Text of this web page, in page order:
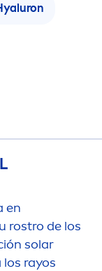
en
rostro de los
solar
los rayos